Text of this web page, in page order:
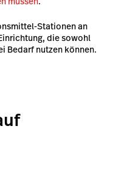
Stationen an
die sowohl
Bedarf nutzen können.